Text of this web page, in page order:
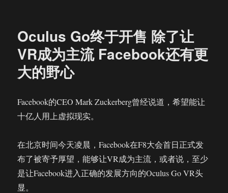
Oculus Go终于开售 除了让
VR成为主流 Facebook还有更
大的野心
Facebook的CEO Mark Zuckerberg曾经说道，希望能让
十亿人用上虚拟现实。
在北京时间今天凌晨，Facebook在F8大会首日正式发
布了被寄予厚望，能够让VR成为主流，或者说，至少
是让Facebook进入正确的发展方向的Oculus Go VR头
显。